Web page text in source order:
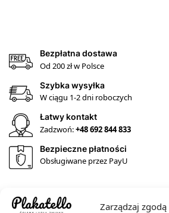
Zarządzaj zgodą
Bezpłatna dostawa
Od 200 zł w Polsce
Szybka wysyłka
W ciągu 1-2 dni roboczych
Łatwy kontakt
Zadzwoń:+48 692 844 833
Bezpieczne płatności
Obsługiwane przez PayU